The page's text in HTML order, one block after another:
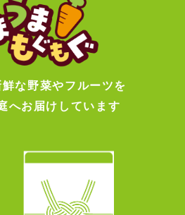
な野菜やフルーツを
へお届けしています